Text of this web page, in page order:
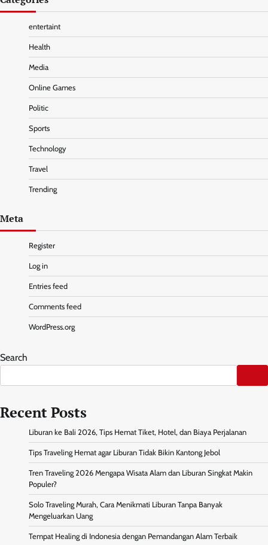
entertaint
Health
Media
Online Games
Politic
Sports
Technology
Travel
Trending
Meta
Register
Log in
Entries feed
Comments feed
WordPress.org
Search
Recent Posts
Liburan ke Bali 2026, Tips Hemat Tiket, Hotel, dan Biaya Perjalanan
Tips Traveling Hemat agar Liburan Tidak Bikin Kantong Jebol
Tren Traveling 2026 Mengapa Wisata Alam dan Liburan Singkat Makin
Populer?
Solo Traveling Murah, Cara Menikmati Liburan Tanpa Banyak
Mengeluarkan Uang
Tempat Healing di Indonesia dengan Pemandangan Alam Terbaik